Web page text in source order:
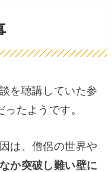
を聴講していた参
ったようです。
は、僧侶の世界や
か突破し難い壁に